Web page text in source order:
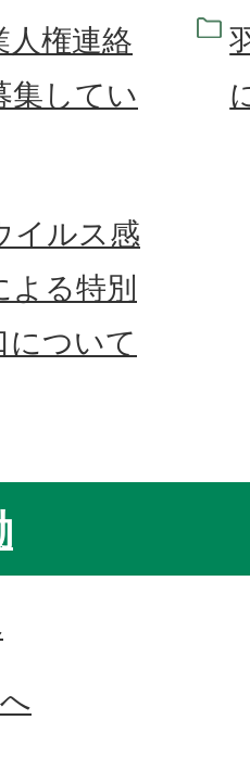
人権連絡
集してい
イルス感
よる特別
について